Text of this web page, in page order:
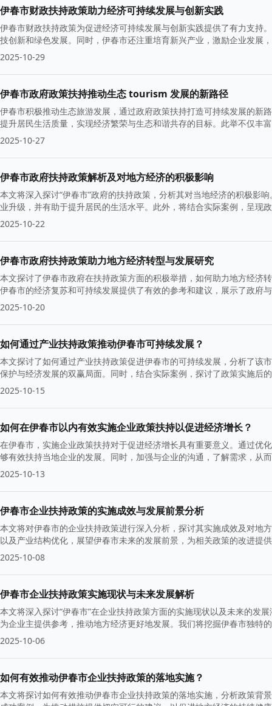
伊春市财政扶持政策助力经济可持续发展与创新实践
伊春市财政扶持政策为促进经济可持续发展与创新实践提供了有力支持
技创新和绿色发展。同时，伊春市还注重培育新兴产业，激励企业发展
2025-10-29
伊春市政府政策扶持推动生态 tourism 发展的新路径
伊春市积极推动生态旅游发展，通过政府政策扶持打造可持续发展的新
提升居民生活质量，实现经济繁荣与生态和谐共存的目标。此举不仅丰
2025-10-27
伊春市政府扶持政策解析及对地方经济的积极影响
本文将深入探讨“伊春市”政府的扶持政策，分析其对当地经济的积极影
业升级，并有助于提升居民的生活水平。此外，将结合实际案例，呈现
2025-10-22
伊春市政府扶持政策助力地方经济转型与发展研究
本文探讨了伊春市政府在扶持政策方面的积极举措，如何助力地方经济
伊春市的经济复苏和可持续发展提供了有效的参考和建议，展示了政府
2025-10-20
如何通过产业扶持政策推动伊春市可持续发展？
本文探讨了如何通过产业扶持政策促进伊春市的可持续发展，分析了该
保护与经济发展的双赢局面。同时，结合实际案例，探讨了政策实施后
2025-10-15
如何在伊春市以内有效实施企业政策扶持以促进经济增长？
在伊春市，实施企业政策扶持对于促进经济增长具有重要意义。通过优
够有效扶持当地企业的发展。同时，加强与企业的沟通，了解需求，从
2025-10-13
伊春市企业扶持政策的实施成效与发展前景分析
本文将对伊春市的企业扶持政策进行深入分析，探讨其实施成效及对地
以及产业结构优化，展望伊春市未来的发展前景，为相关政策的改进提
2025-10-08
伊春市企业扶持政策实施现状与未来发展解析
本文将深入探讨“伊春市”在企业扶持政策方面的实施现状以及未来的发
为企业主提供参考，推动地方经济更好地发展。我们将挖掘伊春市独特
2025-10-06
如何有效推动伊春市企业扶持政策的落地实施？
本文将探讨如何有效推动伊春市企业扶持政策的落地实施，分析政策背